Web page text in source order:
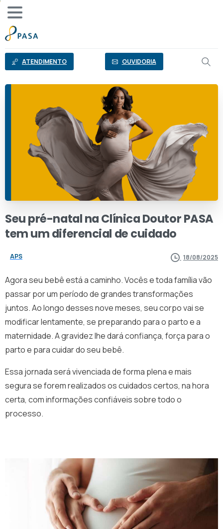
conteúdo
ATENDIMENTO OUVIDORIA
Seupré-natalnaClínicaDoutorPASA
temumdiferencial decuidado
APS 18/08/2025
Agora seu bebê está a caminho. Vocês e toda família vão
passar por um período de grandes transformações
juntos. Ao longo desses nove meses, seu corpo vai se
modificar lentamente, se preparando para o parto e a
maternidade. A gravidez lhe dará confiança, força para o
parto e para cuidar do seu bebê.
Essa jornada será vivenciada de forma plena e mais
segura se forem realizados os cuidados certos, na hora
certa, com informações confiáveis sobre todo o
processo.